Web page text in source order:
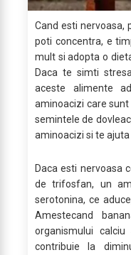
Cand esti nervoasa,
poti concentra, e
mult si adopta o
Daca te simti
aceste alimente
aminoacizi care
semintele de
aminoacizi si te ajuta
Daca esti nervoasa
de trifosfan, un
serotonina, ce
Amestecand
organismului
contribuie la